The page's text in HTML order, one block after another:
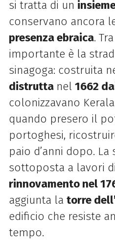
si tratta di un
conservano ancora
presenza ebraica.
importante è la
sinagoga: costruita
distrutta nel 1662
colonizzavano
quando presero il
portoghesi,
paio d’anni dopo.
sottoposta a lavori di
rinnovamento nel
aggiunta la torre
edificio che resiste
tempo.